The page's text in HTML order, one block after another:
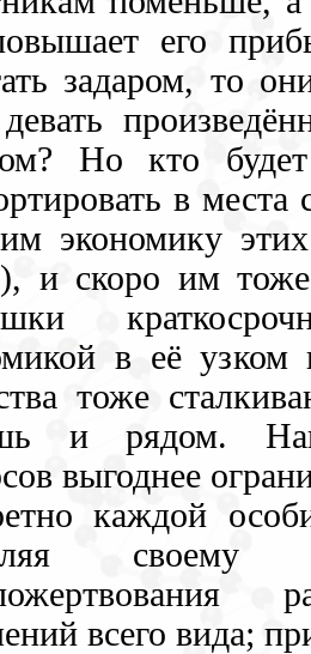
его
задаром, то
Но кто
в
экономику
и скоро им тоже
в её
тоже
и рядом.
выгоднее
каждой
всего вида;